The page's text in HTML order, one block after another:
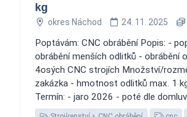
kg
okres Náchod 24. 11. 2025
Poptávám: CNC obrábění Popis: -
obrábění menších odlitků - obrábění
4osých CNC strojích Množství/
zakázka - hmotnost odlitků max. 1
Termín: - jaro 2026 - poté dle